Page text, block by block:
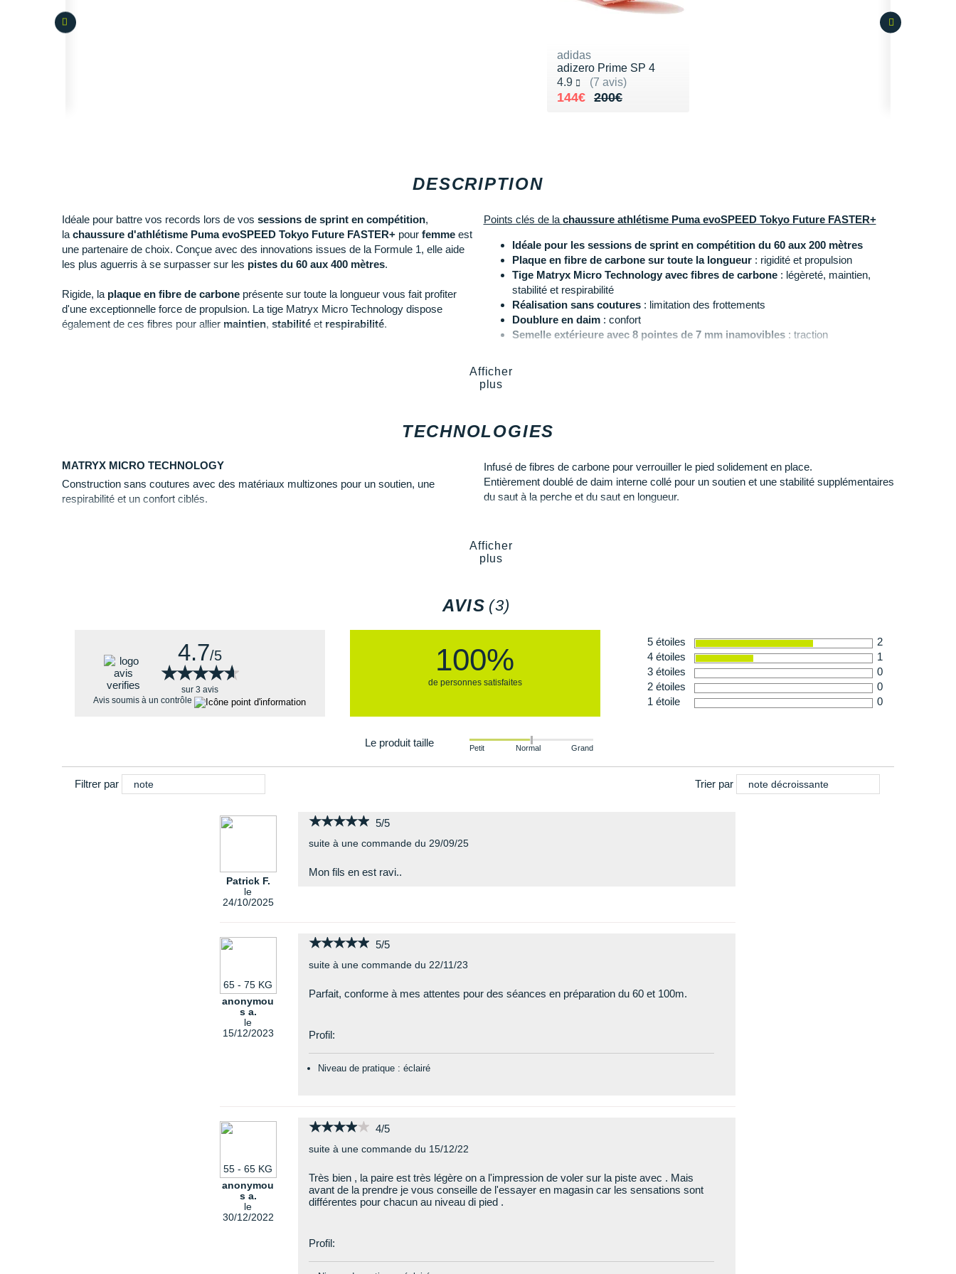
DESCRIPTION
Idéale pour battre vos records lors de vos sessions de sprint en compétition,
la chaussure d'athlétisme Puma evoSPEED Tokyo Future FASTER+ pour femme est
une partenaire de choix. Conçue avec des innovations issues de la Formule 1, elle aide
les plus aguerris à se surpasser sur les pistes du 60 aux 400 mètres.
Rigide, la plaque en fibre de carbone présente sur toute la longueur vous fait profiter
d'une exceptionnelle force de propulsion. La tige Matryx Micro Technology dispose
également de ces fibres pour allier maintien, stabilité et respirabilité.
Points clés de la chaussure athlétisme Puma evoSPEED Tokyo Future FASTER+
Idéale pour les sessions de sprint en compétition du 60 aux 200 mètres
Plaque en fibre de carbone sur toute la longueur: rigidité et propulsion
Tige Matryx Micro Technology avec fibres de carbone: légèreté, maintien,
stabilité et respirabilité
Réalisation sans coutures: limitation des frottements
Doublure en daim: confort
Semelle extérieure avec 8 pointes de 7 mm inamovibles : traction
Les autres produits
Afficher
plus
TECHNOLOGIES
MATRYX MICRO TECHNOLOGY
Construction sans coutures avec des matériaux multizones pour un soutien, une
respirabilité et un confort ciblés.
Infusé de fibres de carbone pour verrouiller le pied solidement en place.
Entièrement doublé de daim interne collé pour un soutien et une stabilité supplémentaires
du saut à la perche et du saut en longueur.
Afficher
plus
AVIS (3)
4.7/5
★★★★★
★★★★★
sur 3 avis
Avis soumis à un contrôle
100%
de personnes satisfaites
5 étoiles
2
4 étoiles
1
3 étoiles
0
2 étoiles
0
1 étoile
0
Le produit taille Petit Normal Grand
Filtrer par note Trier par note décroissante
Patrick F.
le
24/10/2025
★★★★★
★★★★★ 5/5
suite à une commande du 29/09/25
Mon fils en est ravi..
65 - 75 KG
anonymou
s a.
le
15/12/2023
★★★★★
★★★★★ 5/5
suite à une commande du 22/11/23
Parfait, conforme à mes attentes pour des séances en préparation du 60 et 100m.
Profil:
Niveau de pratique : éclairé
55 - 65 KG
anonymou
s a.
le
30/12/2022
★★★★★
★★★★★ 4/5
suite à une commande du 15/12/22
Très bien , la paire est très légère on a l'impression de voler sur la piste avec . Mais
avant de la prendre je vous conseille de l'essayer en magasin car les sensations sont
différentes pour chacun au niveau di pied .
Profil:
adidas
adizero Prime SP 4
4.9
(7 avis)
Noté 4.9 sur 5
200€
Au lieu de 200€
144€
Vendu 144€